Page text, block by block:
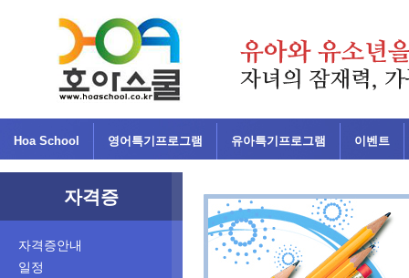
Hoa School 영어특기프로그램 유아특기프로그램 이벤트
자격증
자격증안내
일정